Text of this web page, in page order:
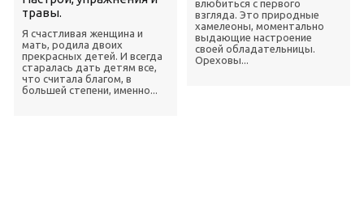
травы.
Я счастливая женщина и
мать, родила двоих
прекрасных детей. И всегда
старалась дать детям все,
что считала благом, в
большей степени, именно...
влюбиться с первого
взгляда. Это природные
хамелеоны, моментально
выдающие настроение
своей обладательницы.
Ореховы...